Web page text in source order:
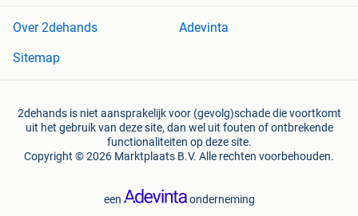
Over 2dehands
Adevinta
Sitemap
2dehands is niet aansprakelijk voor (gevolg)schade die voortkomt
uit het gebruik van deze site, dan wel uit fouten of ontbrekende
functionaliteiten op deze site.
Copyright © 2026 Marktplaats B.V. Alle rechten voorbehouden.
een onderneming